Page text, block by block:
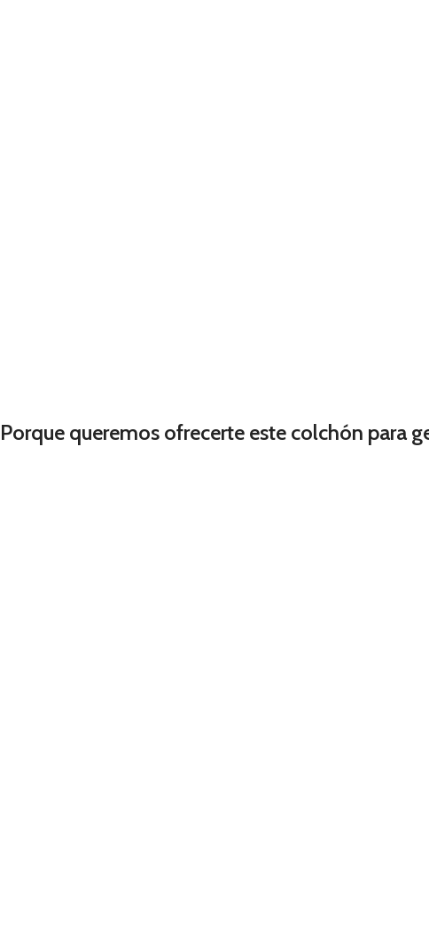
Porque queremos ofrecerte este colchón para